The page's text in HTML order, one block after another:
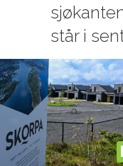
står i